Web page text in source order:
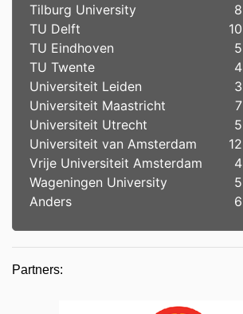
Tilburg University
8
TU Delft
10
TU Eindhoven
5
TU Twente
4
Universiteit Leiden
3
Universiteit Maastricht
7
Universiteit Utrecht
5
Universiteit van Amsterdam
12
Vrije Universiteit Amsterdam
4
Wageningen University
5
Anders
6
Partners: